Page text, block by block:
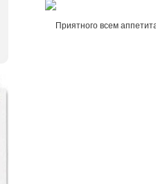
Приятного всем